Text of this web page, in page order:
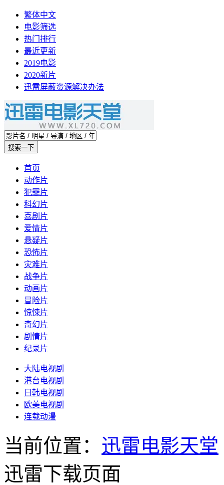
繁体中文
电影筛选
热门排行
最近更新
2019电影
2020新片
迅雷屏蔽资源解决办法
首页
动作片
犯罪片
科幻片
喜剧片
爱情片
悬疑片
恐怖片
灾难片
战争片
动画片
冒险片
惊悚片
奇幻片
剧情片
纪录片
大陆电视剧
港台电视剧
日韩电视剧
欧美电视剧
连载动漫
当前位置： 迅雷电影天堂
迅雷下载页面